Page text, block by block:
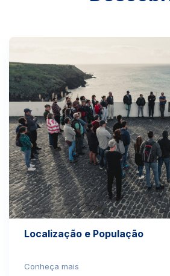
Localização e População
Conheça mais